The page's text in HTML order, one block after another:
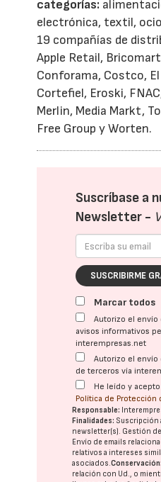
categorías:
electrónica, textil,
19 compañías de
Apple Retail,
Conforama, Costco,
Cortefiel, Eroski,
Merlin, Media Markt,
Free Group y Worten.
Suscríbase a
Newsletter -
SUSCRIBIRME
Marcar todos
Autorizo el
avisos informativos
interempresas.net
Autorizo el
de terceros vía
He leído y
Política de Protección
Responsable:
Finalidades: Suscripción
newsletter(s). Gestión
Envío de emails
relativos a intereses
asociados.Conservación:
relación con Ud., o